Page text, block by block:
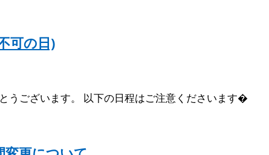
可の日)
うございます。 以下の日程はご注意くださいます�